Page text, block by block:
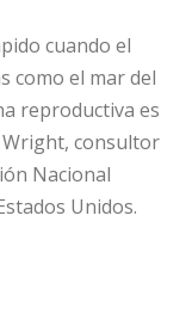
cuando el
como el mar del
reproductiva es
Wright, consultor
Nacional
Unidos.